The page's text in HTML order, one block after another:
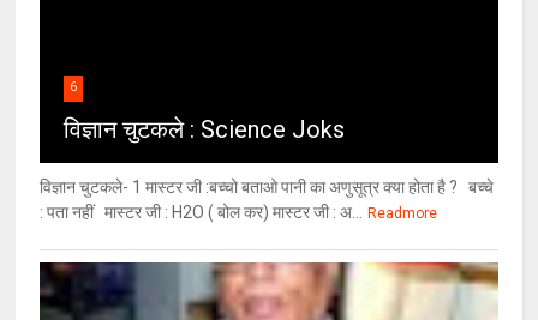
6
विज्ञान चुटकले : Science Joks
विज्ञान चुटकले- 1 मास्टर जी :बच्चो बताओ पानी का अणुसूत्र क्या होता है ? बच्चे
: पता नहीं मास्टर जी : H2O ( बोल कर) मास्टर जी : अ...
Readmore